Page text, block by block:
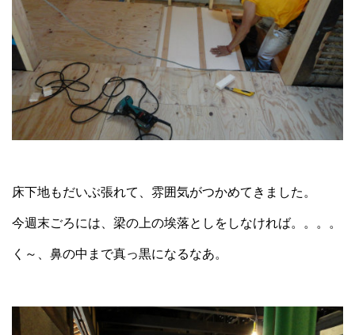
床下地もだいぶ張れて、雰囲気がつかめてきました。
今週末ごろには、梁の上の埃落としをしなければ。。。。
く～、鼻の中まで真っ黒になるなあ。